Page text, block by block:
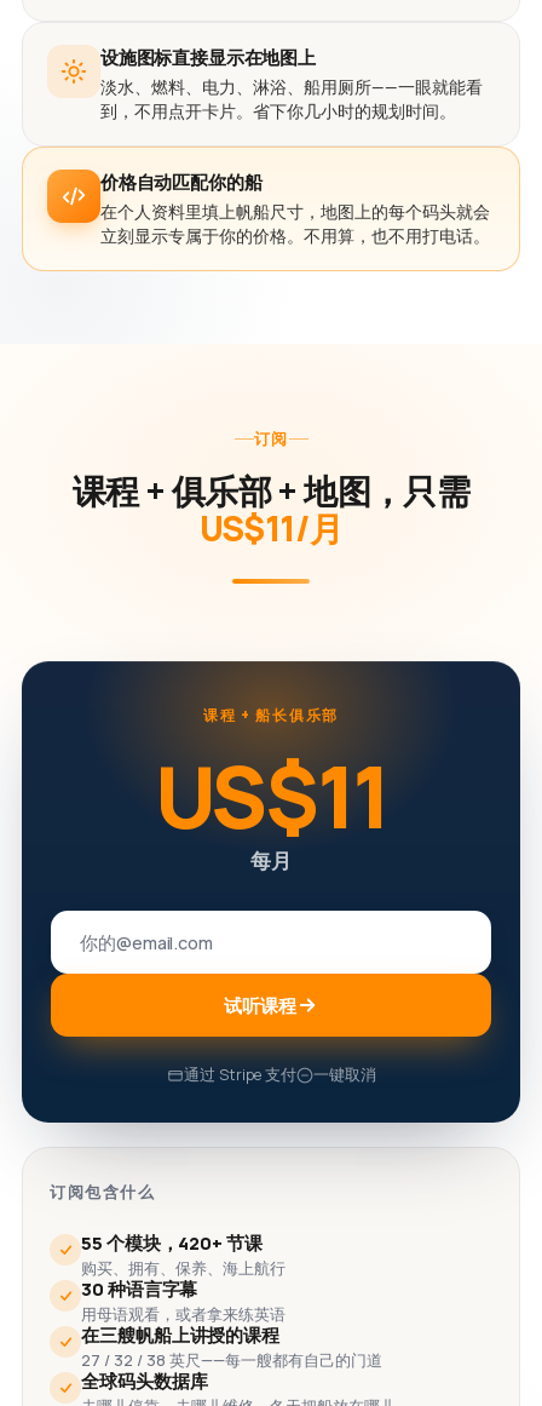
设施图标直接显示在地图上
淡水、燃料、电力、淋浴、船用厕所——一眼就能看
到，不用点开卡片。省下你几小时的规划时间。
价格自动匹配你的船
在个人资料里填上帆船尺寸，地图上的每个码头就会
立刻显示专属于你的价格。不用算，也不用打电话。
订阅
课程 + 俱乐部 + 地图，只需
US$11/月
课程 + 船长俱乐部
US$11
每月
试听课程
通过 Stripe 支付 一键取消
订阅包含什么
55 个模块，420+ 节课
购买、拥有、保养、海上航行
30 种语言字幕
用母语观看，或者拿来练英语
在三艘帆船上讲授的课程
27 / 32 / 38 英尺——每一艘都有自己的门道
全球码头数据库